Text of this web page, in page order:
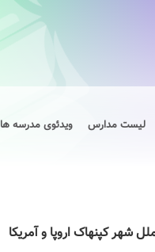
لیست مدارس ویدئوی مدرسه ها
شهر کپنهاک اروپا و آمریکا